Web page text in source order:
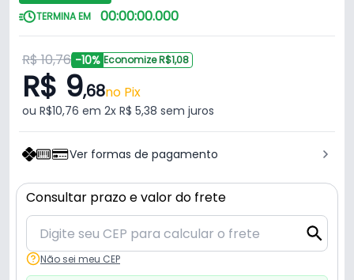
TERMINA EM 00:00:00.000
R$ 10,76 -10% Economize R$1,08
R$ 9,68no Pix
ou R$10,76 em 2x R$ 5,38 sem juros
Ver formas de pagamento
Consultar prazo e valor do frete
Não sei meu CEP